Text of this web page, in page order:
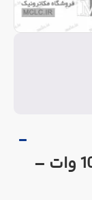
برد تعمیری لامپ کم مصرف 105 وات –